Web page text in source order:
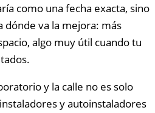
como una fecha exacta, sino
dónde va la mejora: más
algo muy útil cuando tu
y la calle no es solo
y autoinstaladores